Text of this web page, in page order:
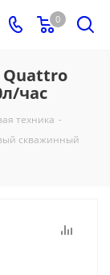
0
Quattro
час
техника -
скважинный